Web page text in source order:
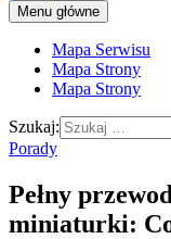
Menu główne
Mapa Serwisu
Mapa Strony
Mapa Strony
Szukaj:
Porady
Pełny
miniaturki: